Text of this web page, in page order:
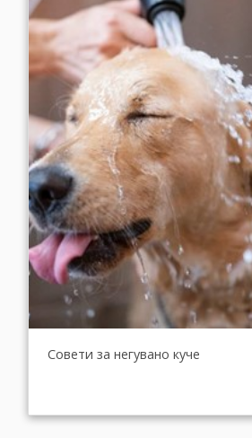
Совети за негувано куче